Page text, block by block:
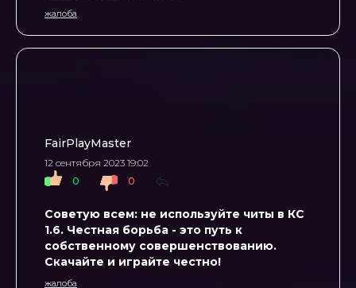
жалоба
FairPlayMaster
12 сентября 2023 19:02
0
0
Советую всем: не используйте читы в КС
1.6. Честная борьба - это путь к
собственному совершенствованию.
Скачайте и играйте честно!
жалоба